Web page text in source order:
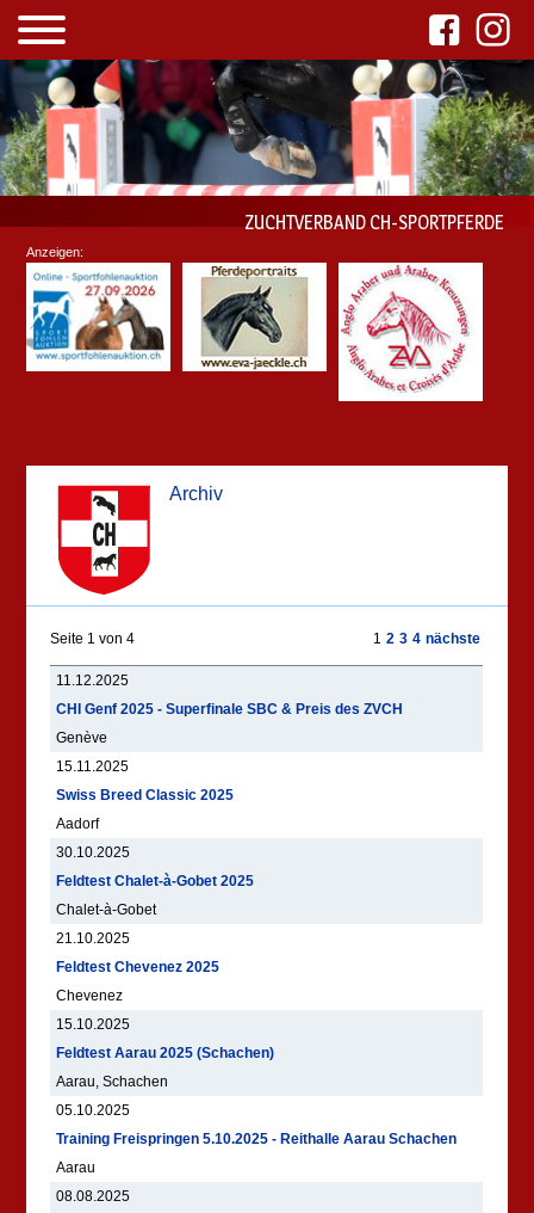
ZUCHTVERBAND CH-SPORTPFERDE
Archiv
Seite 1 von 4 1 2 3 4 nächste
11.12.2025
CHI Genf 2025 - Superfinale SBC & Preis des ZVCH
Genève
15.11.2025
Swiss Breed Classic 2025
Aadorf
30.10.2025
Feldtest Chalet-à-Gobet 2025
Chalet-à-Gobet
21.10.2025
Feldtest Chevenez 2025
Chevenez
15.10.2025
Feldtest Aarau 2025 (Schachen)
Aarau, Schachen
05.10.2025
Training Freispringen 5.10.2025 - Reithalle Aarau Schachen
Aarau
08.08.2025
Anzeigen: